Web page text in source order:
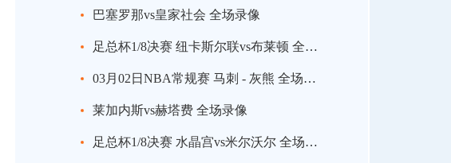
巴塞罗那vs皇家社会 全场录像
足总杯1/8决赛 纽卡斯尔联vs布莱顿 全场录像
03月02日NBA常规赛 马刺 - 灰熊 全场录像
莱加内斯vs赫塔费 全场录像
足总杯1/8决赛 水晶宫vs米尔沃尔 全场录像